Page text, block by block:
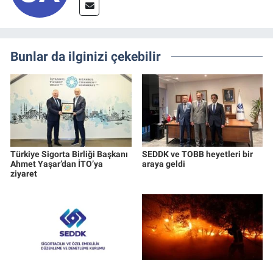
Bunlar da ilginizi çekebilir
Türkiye Sigorta Birliği Başkanı
Ahmet Yaşar’dan İTO’ya
ziyaret
SEDDK ve TOBB heyetleri bir
araya geldi